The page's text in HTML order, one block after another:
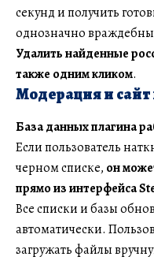
секунд и получить
однозначно
Удалить найденные
также одним кликом.
Модерация и сайт
База данных плагина
Если пользователь
черном списке, он
прямо из интерфейса
Все списки и базы
автоматически.
загружать файлы